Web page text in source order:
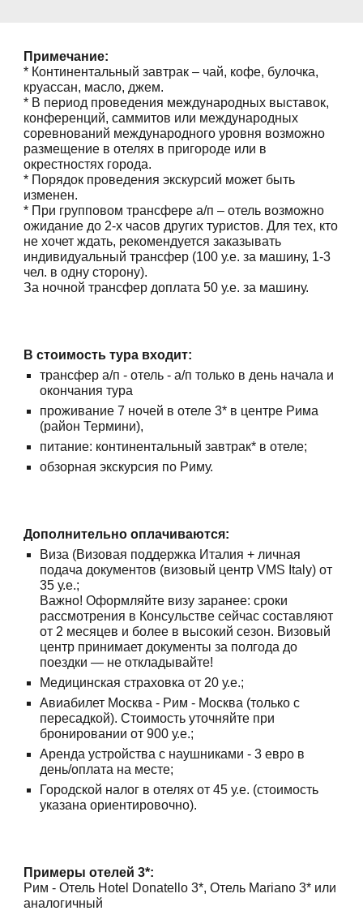
Примечание:
* Континентальный завтрак – чай, кофе, булочка,
круассан, масло, джем.
* В период проведения международных выставок,
конференций, саммитов или международных
соревнований международного уровня возможно
размещение в отелях в пригороде или в
окрестностях города.
* Порядок проведения экскурсий может быть
изменен.
* При групповом трансфере а/п – отель возможно
ожидание до 2-х часов других туристов. Для тех, кто
не хочет ждать, рекомендуется заказывать
индивидуальный трансфер (100 у.е. за машину, 1-3
чел. в одну сторону).
За ночной трансфер доплата 50 у.е. за машину.
В стоимость тура входит:
трансфер а/п - отель - а/п только в день начала и
окончания тура
проживание 7 ночей в отеле 3* в центре Рима
(район Термини),
питание: континентальный завтрак* в отеле;
обзорная экскурсия по Риму.
Дополнительно оплачиваются:
Виза (Визовая поддержка Италия + личная
подача документов (визовый центр VMS Italy) от
35 у.е.;
Важно! Оформляйте визу заранее: сроки
рассмотрения в Консульстве сейчас составляют
от 2 месяцев и более в высокий сезон. Визовый
центр принимает документы за полгода до
поездки — не откладывайте!
Медицинская страховка от 20 у.е.;
Авиабилет Москва - Рим - Москва (только с
пересадкой). Стоимость уточняйте при
бронировании от 900 у.е.;
Аренда устройства с наушниками - 3 евро в
день/оплата на месте;
Городской налог в отелях от 45 у.е. (стоимость
указана ориентировочно).
Примеры отелей 3*:
Рим - Отель Hotel Donatello 3*, Отель Mariano 3* или
аналогичный